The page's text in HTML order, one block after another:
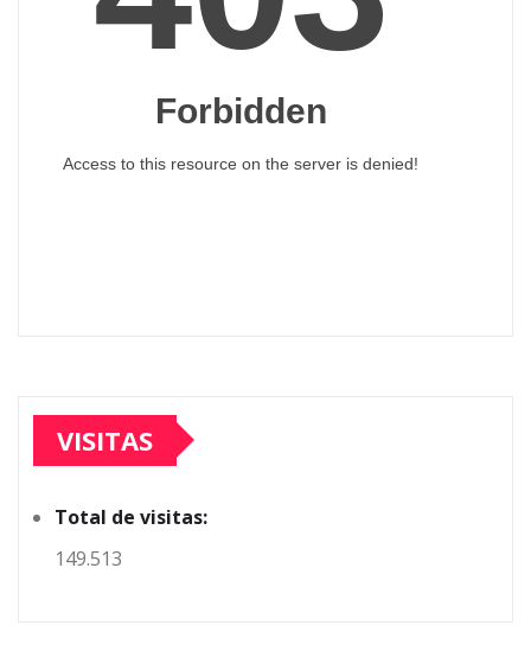
VISITAS
Total de visitas:
149.513